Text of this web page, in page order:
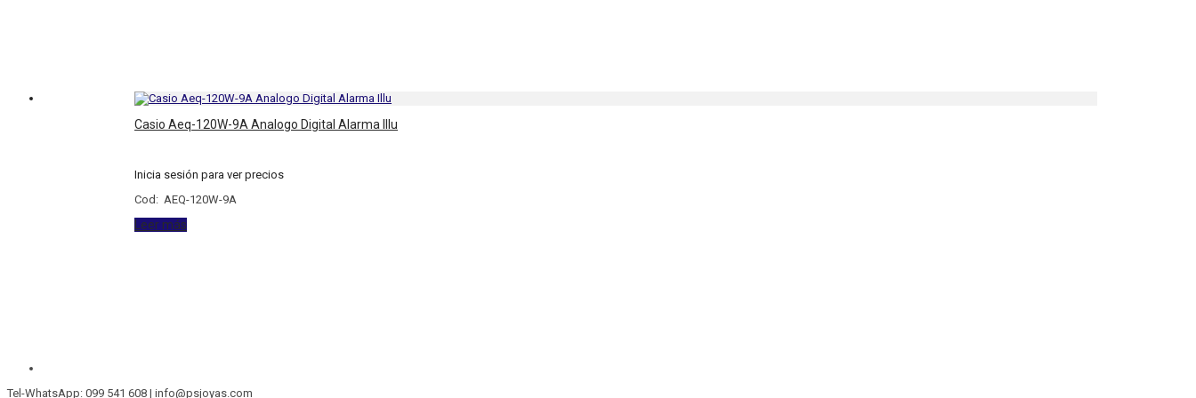
Casio Aeq-120W-9A Analogo Digital Alarma Illu
Inicia sesión para ver precios
Cod: AEQ-120W-9A
Leer más
Tel-WhatsApp: 099 541 608 | info@psjoyas.com